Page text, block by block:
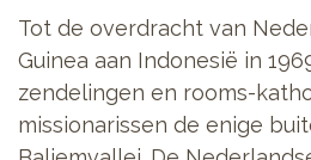
Tot de overdracht van
Guinea aan Indonesië in
zendelingen en rooms-
missionarissen de enige